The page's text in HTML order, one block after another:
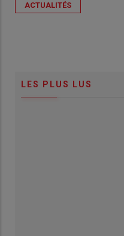
ACTUALITÉS
LES PLUS LUS